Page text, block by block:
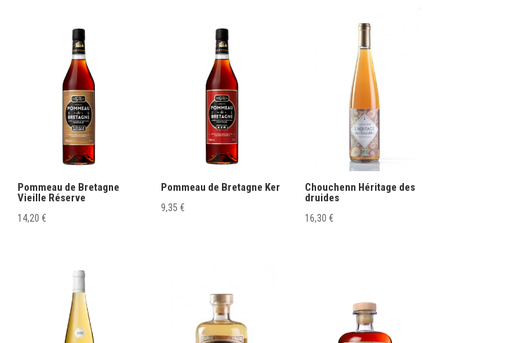
Pommeau de Bretagne
Vieille Réserve
14,20 €
Pommeau de Bretagne Ker
9,35€
Chouchenn Héritage des
druides
16,30 €